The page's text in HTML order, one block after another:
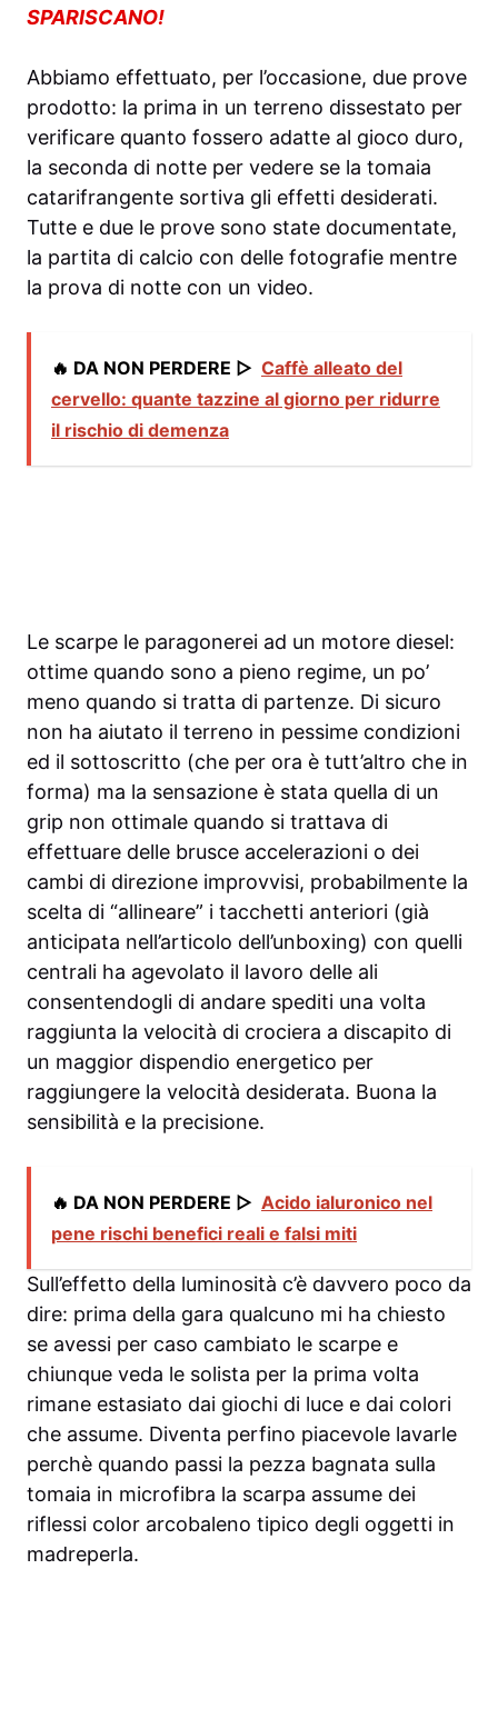
SPARISCANO!
Abbiamo effettuato, per l’occasione, due prove
prodotto: la prima in un terreno dissestato per
verificare quanto fossero adatte al gioco duro,
la seconda di notte per vedere se la tomaia
catarifrangente sortiva gli effetti desiderati.
Tutte e due le prove sono state documentate,
la partita di calcio con delle fotografie mentre
la prova di notte con un video.
🔥 DA NON PERDERE ▷ Caffè alleato del
cervello: quante tazzine al giorno per ridurre
il rischio di demenza
Le scarpe le paragonerei ad un motore diesel:
ottime quando sono a pieno regime, un po’
meno quando si tratta di partenze. Di sicuro
non ha aiutato il terreno in pessime condizioni
ed il sottoscritto (che per ora è tutt’altro che in
forma) ma la sensazione è stata quella di un
grip non ottimale quando si trattava di
effettuare delle brusce accelerazioni o dei
cambi di direzione improvvisi, probabilmente la
scelta di “allineare” i tacchetti anteriori (già
anticipata nell’articolo dell’unboxing) con quelli
centrali ha agevolato il lavoro delle ali
consentendogli di andare spediti una volta
raggiunta la velocità di crociera a discapito di
un maggior dispendio energetico per
raggiungere la velocità desiderata. Buona la
sensibilità e la precisione.
🔥 DA NON PERDERE ▷ Acido ialuronico nel
pene rischi benefici reali e falsi miti
Sull’effetto della luminosità c’è davvero poco da
dire: prima della gara qualcuno mi ha chiesto
se avessi per caso cambiato le scarpe e
chiunque veda le solista per la prima volta
rimane estasiato dai giochi di luce e dai colori
che assume. Diventa perfino piacevole lavarle
perchè quando passi la pezza bagnata sulla
tomaia in microfibra la scarpa assume dei
riflessi color arcobaleno tipico degli oggetti in
madreperla.